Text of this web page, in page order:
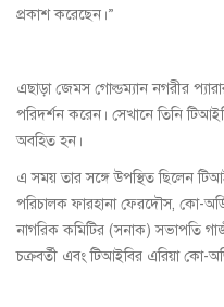
প্রকাশ করেছেন।”
এছাড়া জেমস গোল্ডম্যান নগরীর
পরিদর্শন করেন। সেখানে তিনি
অবহিত হন।
এ সময় তার সঙ্গে উপস্থিত ছিলেন
পরিচালক ফারহানা ফেরদৌস, কো-
নাগরিক কমিটির (সনাক) সভাপতি
চক্রবর্তী এবং টিআইবির এরিয়া কো-